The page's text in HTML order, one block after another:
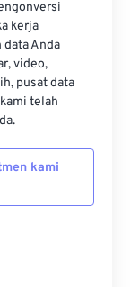
kerja
data Anda
video,
pusat data
telah
kami